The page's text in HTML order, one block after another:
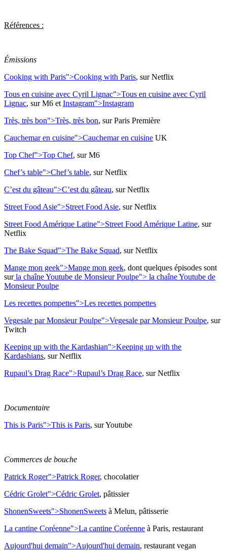
Références :
Émissions
Cooking with Paris">Cooking with Paris, sur Netflix
Tous en cuisine avec Cyril Lignac">Tous en cuisine avec Cyril
Lignac, sur M6 et Instagram">Instagram
Très, très bon">Très, très bon, sur Paris Première
Cauchemar en cuisine">Cauchemar en cuisine UK
Top Chef">Top Chef, sur M6
Chef’s table">Chef’s table, sur Netflix
C’est du gâteau">C’est du gâteau, sur Netflix
Street Food Asie">Street Food Asie, sur Netflix
Street Food Amérique Latine">Street Food Amérique Latine, sur
Netflix
The Bake Squad">The Bake Squad, sur Netflix
Mange mon geek">Mange mon geek, dont quelques épisodes sont
surla chaîne Youtube de Monsieur Poulpe"> la chaîne Youtube de
Monsieur Poulpe
Les recettes pompettes">Les recettes pompettes
Vegesale par Monsieur Poulpe">Vegesale par Monsieur Poulpe, sur
Twitch
Keeping up with the Kardashian">Keeping up with the
Kardashians, sur Netflix
Rupaul’s Drag Race">Rupaul’s Drag Race, sur Netflix
Documentaire
This is Paris">This is Paris, sur Youtube
Commerces de bouche
Patrick Roger">Patrick Roger, chocolatier
Cédric Grolet">Cédric Grolet, pâtissier
ShonenSweets">ShonenSweets à Melun, pâtisserie
La cantine Coréenne">La cantine Coréenne à Paris, restaurant
Aujourd'hui demain">Aujourd'hui demain, restaurant vegan